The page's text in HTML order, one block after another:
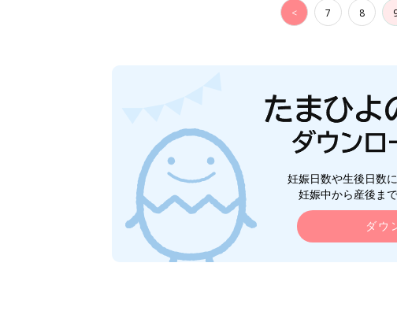
< 7 8
妊娠日数や生後日数
妊娠中から産後ま
ダウ